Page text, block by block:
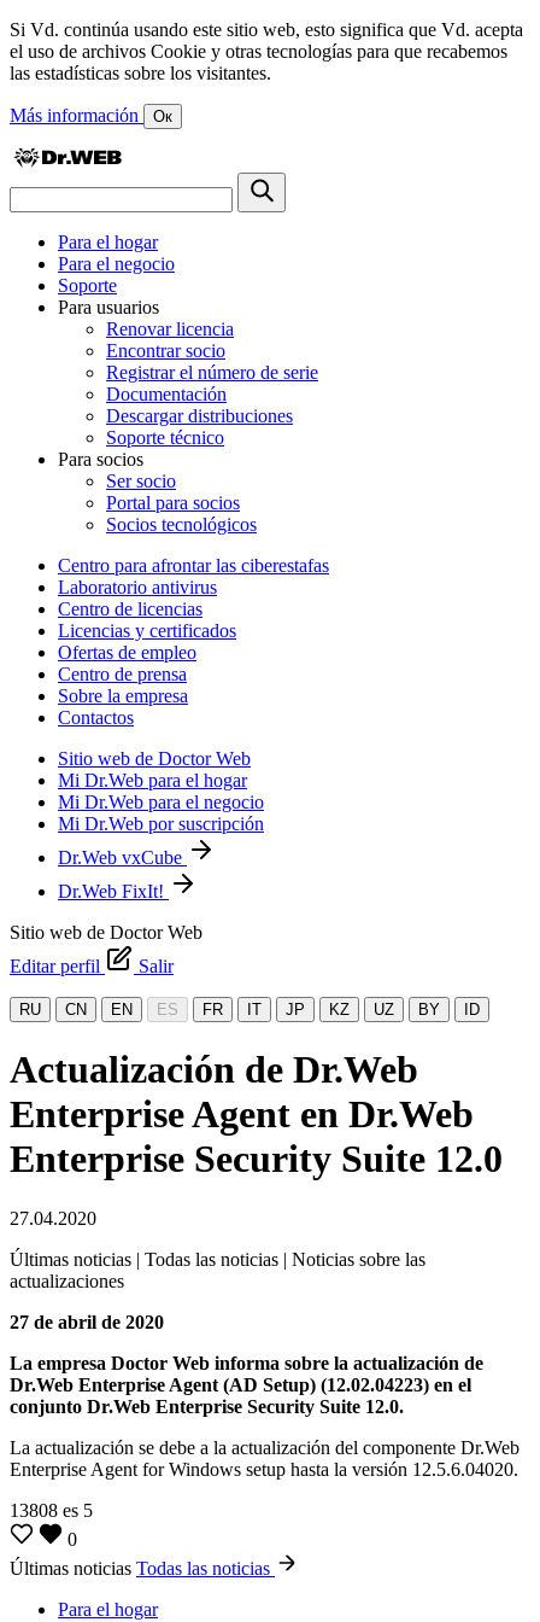
Si Vd. continúa usando este sitio web, esto significa que Vd. acepta
el uso de archivos Cookie y otras tecnologías para que recabemos
las estadísticas sobre los visitantes.
Más información Ок
Para el hogar
Para el negocio
Soporte
Para usuarios
Renovar licencia
Encontrar socio
Registrar el número de serie
Documentación
Descargar distribuciones
Soporte técnico
Para socios
Ser socio
Portal para socios
Socios tecnológicos
Centro para afrontar las ciberestafas
Laboratorio antivirus
Centro de licencias
Licencias y certificados
Ofertas de empleo
Centro de prensa
Sobre la empresa
Contactos
Sitio web de Doctor Web
Mi Dr.Web para el hogar
Mi Dr.Web para el negocio
Mi Dr.Web por suscripción
Dr.Web vxCube
Dr.Web FixIt!
Sitio web de Doctor Web
Editar perfil
Salir
RU CN EN ES FR IT JP KZ UZ BY ID
Actualización de Dr.Web
Enterprise Agent en Dr.Web
Enterprise Security Suite 12.0
27.04.2020
Últimas noticias | Todas las noticias | Noticias sobre las
actualizaciones
27 de abril de 2020
La empresa Doctor Web informa sobre la actualización de
Dr.Web Enterprise Agent (AD Setup) (12.02.04223) en el
conjunto Dr.Web Enterprise Security Suite 12.0.
La actualización se debe a la actualización del componente Dr.Web
Enterprise Agent for Windows setup hasta la versión 12.5.6.04020.
13808 es 5
0
Últimas noticias Todas las noticias
Para el hogar